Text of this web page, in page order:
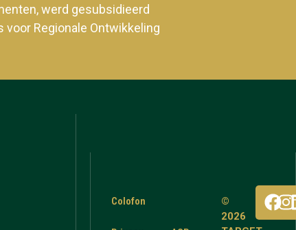
werd gesubsidieerd
voor Regionale Ontwikkeling
Colofon
©
2026